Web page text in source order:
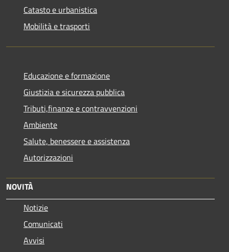
Catasto e urbanistica
Mobilità e trasporti
Educazione e formazione
Giustizia e sicurezza pubblica
Tributi,finanze e contravvenzioni
Ambiente
Salute, benessere e assistenza
Autorizzazioni
NOVITÀ
Notizie
Comunicati
Avvisi